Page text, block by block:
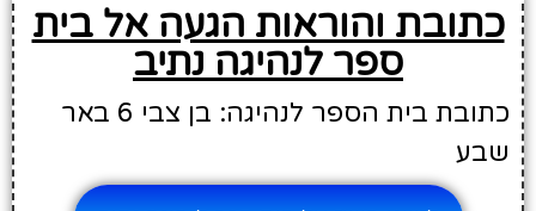
כתובת והוראות הגעה אל בית
ספר לנהיגה נתיב
כתובת בית הספר לנהיגה: בן צבי 6 באר
שבע